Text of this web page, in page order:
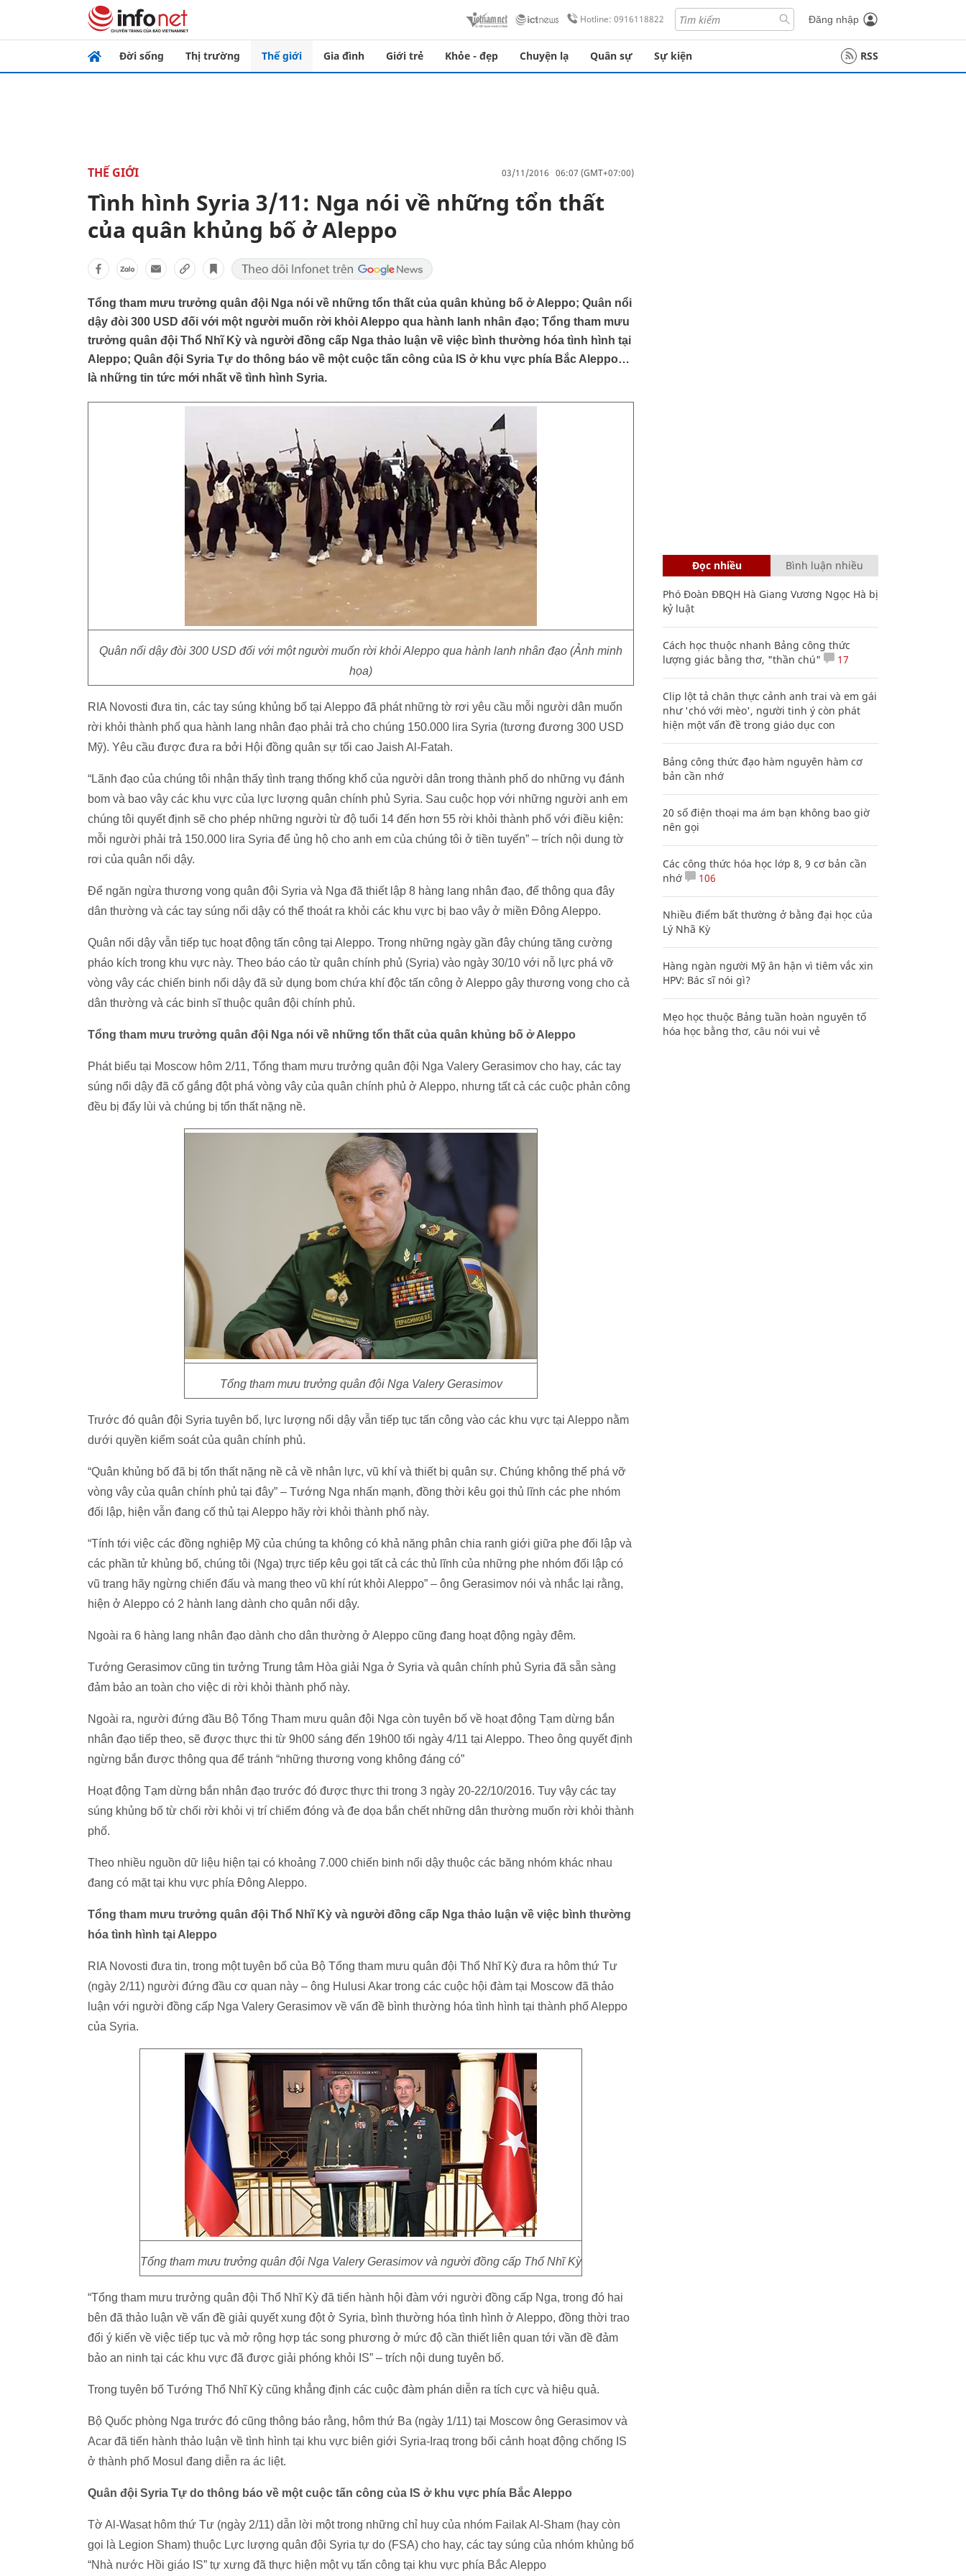
Hotline: 0916118822 Đăng nhập
Đời sống Thị trường Thế giới Gia đình Giới trẻ Khỏe - đẹp Chuyện lạ Quân sự Sự kiện RSS
THẾ GIỚI 03/11/2016 06:07 (GMT+07:00)
Tình hình Syria 3/11: Nga nói về những tổn thất
của quân khủng bố ở Aleppo
Tổng tham mưu trưởng quân đội Nga nói về những tổn thất của quân khủng bố ở Aleppo; Quân nổi
dậy đòi 300 USD đối với một người muốn rời khỏi Aleppo qua hành lanh nhân đạo; Tổng tham mưu
trưởng quân đội Thổ Nhĩ Kỳ và người đồng cấp Nga thảo luận về việc bình thường hóa tình hình tại
Aleppo; Quân đội Syria Tự do thông báo về một cuộc tấn công của IS ở khu vực phía Bắc Aleppo…
là những tin tức mới nhất về tình hình Syria.
Quân nổi dậy đòi 300 USD đối với một người muốn rời khỏi Aleppo qua hành lanh nhân đạo (Ảnh minh
họa)
RIA Novosti đưa tin, các tay súng khủng bố tại Aleppo đã phát những tờ rơi yêu cầu mỗi người dân muốn
rời khỏi thành phố qua hành lang nhân đạo phải trả cho chúng 150.000 lira Syria (tương đương 300 USD
Mỹ). Yêu cầu được đưa ra bởi Hội đồng quân sự tối cao Jaish Al-Fatah.
“Lãnh đạo của chúng tôi nhận thấy tình trạng thống khổ của người dân trong thành phố do những vụ đánh
bom và bao vây các khu vực của lực lượng quân chính phủ Syria. Sau cuộc họp với những người anh em
chúng tôi quyết định sẽ cho phép những người từ độ tuổi 14 đến hơn 55 rời khỏi thành phố với điều kiện:
mỗi người phải trả 150.000 lira Syria để ủng hộ cho anh em của chúng tôi ở tiền tuyến” – trích nội dung tờ
rơi của quân nổi dậy.
Để ngăn ngừa thương vong quân đội Syria và Nga đã thiết lập 8 hàng lang nhân đạo, để thông qua đây
dân thường và các tay súng nổi dậy có thể thoát ra khỏi các khu vực bị bao vây ở miền Đông Aleppo.
Quân nổi dậy vẫn tiếp tục hoạt động tấn công tại Aleppo. Trong những ngày gần đây chúng tăng cường
pháo kích trong khu vực này. Theo báo cáo từ quân chính phủ (Syria) vào ngày 30/10 với nỗ lực phá vỡ
vòng vây các chiến binh nổi dậy đã sử dụng bom chứa khí độc tấn công ở Aleppo gây thương vong cho cả
dân thường và các binh sĩ thuộc quân đội chính phủ.
Tổng tham mưu trưởng quân đội Nga nói về những tổn thất của quân khủng bố ở Aleppo
Phát biểu tại Moscow hôm 2/11, Tổng tham mưu trưởng quân đội Nga Valery Gerasimov cho hay, các tay
súng nổi dậy đã cố gắng đột phá vòng vây của quân chính phủ ở Aleppo, nhưng tất cả các cuộc phản công
đều bị đẩy lùi và chúng bị tổn thất nặng nề.
Tổng tham mưu trưởng quân đội Nga Valery Gerasimov
Trước đó quân đội Syria tuyên bố, lực lượng nổi dậy vẫn tiếp tục tấn công vào các khu vực tại Aleppo nằm
dưới quyền kiểm soát của quân chính phủ.
“Quân khủng bố đã bị tổn thất nặng nề cả về nhân lực, vũ khí và thiết bị quân sự. Chúng không thể phá vỡ
vòng vây của quân chính phủ tại đây” – Tướng Nga nhấn mạnh, đồng thời kêu gọi thủ lĩnh các phe nhóm
đối lập, hiện vẫn đang cố thủ tại Aleppo hãy rời khỏi thành phố này.
“Tính tới việc các đồng nghiệp Mỹ của chúng ta không có khả năng phân chia ranh giới giữa phe đối lập và
các phần tử khủng bố, chúng tôi (Nga) trực tiếp kêu gọi tất cả các thủ lĩnh của những phe nhóm đối lập có
vũ trang hãy ngừng chiến đấu và mang theo vũ khí rút khỏi Aleppo” – ông Gerasimov nói và nhắc lại rằng,
hiện ở Aleppo có 2 hành lang dành cho quân nổi dậy.
Ngoài ra 6 hàng lang nhân đạo dành cho dân thường ở Aleppo cũng đang hoạt động ngày đêm.
Tướng Gerasimov cũng tin tưởng Trung tâm Hòa giải Nga ở Syria và quân chính phủ Syria đã sẵn sàng
đảm bảo an toàn cho việc di rời khỏi thành phố này.
Ngoài ra, người đứng đầu Bộ Tổng Tham mưu quân đội Nga còn tuyên bố về hoạt động Tạm dừng bắn
nhân đạo tiếp theo, sẽ được thực thi từ 9h00 sáng đến 19h00 tối ngày 4/11 tại Aleppo. Theo ông quyết định
ngừng bắn được thông qua để tránh “những thương vong không đáng có”
Hoạt động Tạm dừng bắn nhân đạo trước đó được thực thi trong 3 ngày 20-22/10/2016. Tuy vậy các tay
súng khủng bố từ chối rời khỏi vị trí chiếm đóng và đe dọa bắn chết những dân thường muốn rời khỏi thành
phố.
Theo nhiều nguồn dữ liệu hiện tại có khoảng 7.000 chiến binh nổi dậy thuộc các băng nhóm khác nhau
đang có mặt tại khu vực phía Đông Aleppo.
Tổng tham mưu trưởng quân đội Thổ Nhĩ Kỳ và người đồng cấp Nga thảo luận về việc bình thường
hóa tình hình tại Aleppo
RIA Novosti đưa tin, trong một tuyên bố của Bộ Tổng tham mưu quân đội Thổ Nhĩ Kỳ đưa ra hôm thứ Tư
(ngày 2/11) người đứng đầu cơ quan này – ông Hulusi Akar trong các cuộc hội đàm tại Moscow đã thảo
luận với người đồng cấp Nga Valery Gerasimov về vấn đề bình thường hóa tình hình tại thành phố Aleppo
của Syria.
Tổng tham mưu trưởng quân đội Nga Valery Gerasimov và người đồng cấp Thổ Nhĩ Kỳ
“Tổng tham mưu trưởng quân đội Thổ Nhĩ Kỳ đã tiến hành hội đàm với người đồng cấp Nga, trong đó hai
bên đã thảo luận về vấn đề giải quyết xung đột ở Syria, bình thường hóa tình hình ở Aleppo, đồng thời trao
đổi ý kiến về việc tiếp tục và mở rộng hợp tác song phương ở mức độ cần thiết liên quan tới vần đề đảm
bảo an ninh tại các khu vực đã được giải phóng khỏi IS” – trích nội dung tuyên bố.
Trong tuyên bố Tướng Thổ Nhĩ Kỳ cũng khẳng định các cuộc đàm phán diễn ra tích cực và hiệu quả.
Bộ Quốc phòng Nga trước đó cũng thông báo rằng, hôm thứ Ba (ngày 1/11) tại Moscow ông Gerasimov và
Acar đã tiến hành thảo luận về tình hình tại khu vực biên giới Syria-Iraq trong bối cảnh hoạt động chống IS
ở thành phố Mosul đang diễn ra ác liệt.
Quân đội Syria Tự do thông báo về một cuộc tấn công của IS ở khu vực phía Bắc Aleppo
Tờ Al-Wasat hôm thứ Tư (ngày 2/11) dẫn lời một trong những chỉ huy của nhóm Failak Al-Sham (hay còn
gọi là Legion Sham) thuộc Lực lượng quân đội Syria tự do (FSA) cho hay, các tay súng của nhóm khủng bố
“Nhà nước Hồi giáo IS” tự xưng đã thực hiện một vụ tấn công tại khu vực phía Bắc Aleppo
Đọc nhiều Bình luận nhiều
Phó Đoàn ĐBQH Hà Giang Vương Ngọc Hà bị
kỷ luật
Cách học thuộc nhanh Bảng công thức
lượng giác bằng thơ, "thần chú"
17
Clip lột tả chân thực cảnh anh trai và em gái
như 'chó với mèo', người tinh ý còn phát
hiện một vấn đề trong giáo dục con
Bảng công thức đạo hàm nguyên hàm cơ
bản cần nhớ
20 số điện thoại ma ám bạn không bao giờ
nên gọi
Các công thức hóa học lớp 8, 9 cơ bản cần
nhớ
106
Nhiều điểm bất thường ở bằng đại học của
Lý Nhã Kỳ
Hàng ngàn người Mỹ ân hận vì tiêm vắc xin
HPV: Bác sĩ nói gì?
Mẹo học thuộc Bảng tuần hoàn nguyên tố
hóa học bằng thơ, câu nói vui vẻ